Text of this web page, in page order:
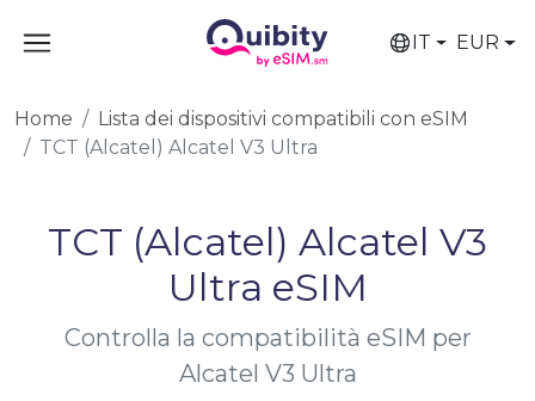
IT EUR
Home
Lista dei dispositivi compatibili con eSIM
TCT (Alcatel) Alcatel V3 Ultra
TCT (Alcatel) Alcatel V3
Ultra eSIM
Controlla la compatibilità eSIM per
Alcatel V3 Ultra